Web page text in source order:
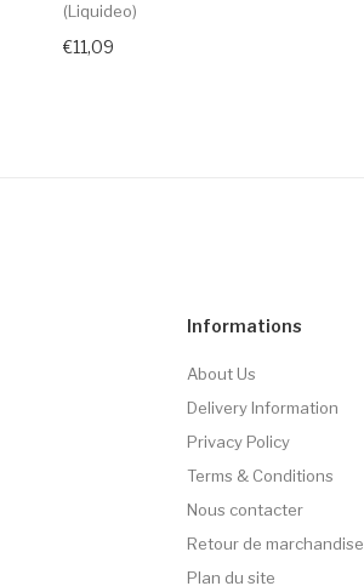
(Liquideo)
€11,09
Informations
About Us
Delivery Information
Privacy Policy
Terms & Conditions
Nous contacter
Retour de marchandise
Plan du site